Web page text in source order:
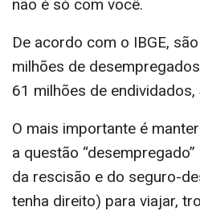
não é só com você.
De acordo com o IBGE,
milhões de
61 milhões de endividados,
O mais importante é
a questão
da rescisão e do seguro-
tenha direito) para viajar,